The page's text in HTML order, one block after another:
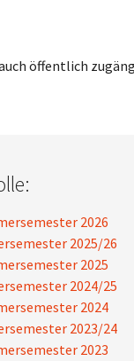
öffentlich
2026
2025/26
2025
2024/25
2024
2023/24
2023